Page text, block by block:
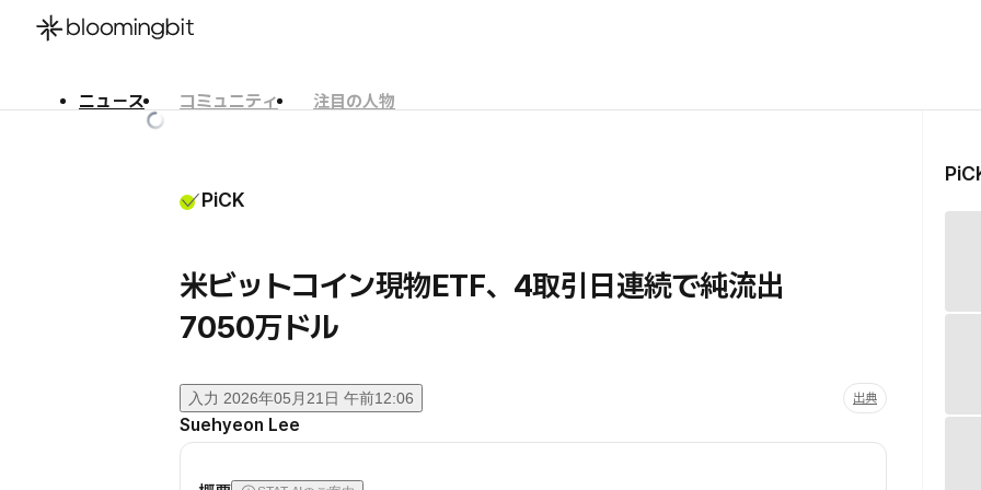
ニュース コミュニティ
注目の人物
PiCK
米ビットコイン現物ETF、4取引日連続で純流出
7050万ドル
入力 2026年05月21日 午前12:06 出典
Suehyeon Lee